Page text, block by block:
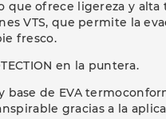
ofrece ligereza y alta
VTS, que permite la
fresco.
en la puntera.
base de EVA
gracias a la